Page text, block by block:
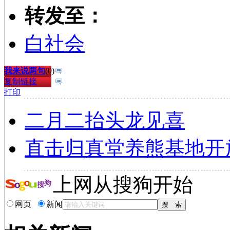
转发至：
白社会
我来说两句(0)
复制链接
打印
二月二抬头龙见喜
直击归真堂养熊基地开
上网从搜狗开始
网页 新闻